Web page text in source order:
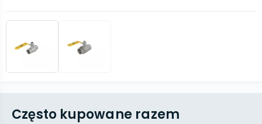
Często kupowane razem